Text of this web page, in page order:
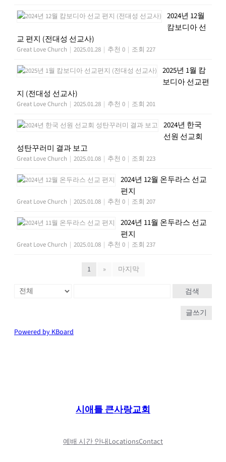
2024년 12월
캄보디아 선
교 편지 (전대성 선교사)
Great Love Church | 2025.01.28 | 추천 0 | 조회 227
2025년 1월 캄
보디아 선교편
지 (전대성 선교사)
Great Love Church | 2025.01.28 | 추천 0 | 조회 201
2024년 한국
선원 선교회
성탄꾸러미 결과 보고
Great Love Church | 2025.01.08 | 추천 0 | 조회 223
2024년 12월 온두라스 선교
편지
Great Love Church | 2025.01.08 | 추천 0 | 조회 207
2024년 11월 온두라스 선교
편지
Great Love Church | 2025.01.08 | 추천 0 | 조회 237
1 » 마지막
검색
글쓰기
Powered by KBoard
시애틀 큰사랑교회
예배 시간 안내LocationsContact